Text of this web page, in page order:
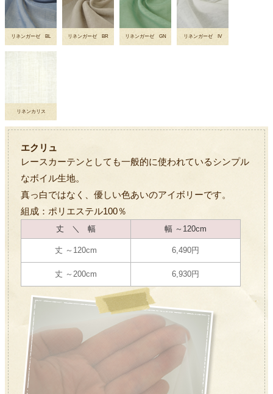
リネンガーゼ BL リネンガーゼ BR リネンガーゼ GN リネンガーゼ IV
リネンカリス
エクリュ
レースカーテンとしても一般的に使われているシンプル
なボイル生地。
真っ白ではなく、優しい色あいのアイボリーです。
組成：ポリエステル100％
丈 ＼ 幅 幅 ～120cm
丈 ～120cm 6,490円
丈 ～200cm 6,930円